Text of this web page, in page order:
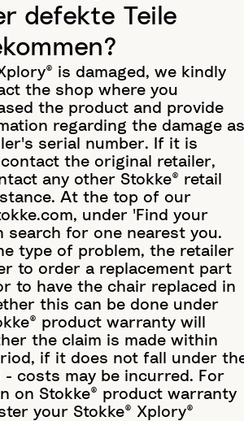
defekte Teile
is damaged, we kindly
the shop where you
the product and provide
regarding the damage as
serial number. If it is
the original retailer,
any other Stokke® retail
At the top of our
under 'Find your
search for one nearest you.
type of problem, the retailer
to order a replacement part
to have the chair replaced in
this can be done under
product warranty will
the claim is made within
if it does not fall under
costs may be incurred. For
on Stokke® product warranty
your Stokke® Xplory®